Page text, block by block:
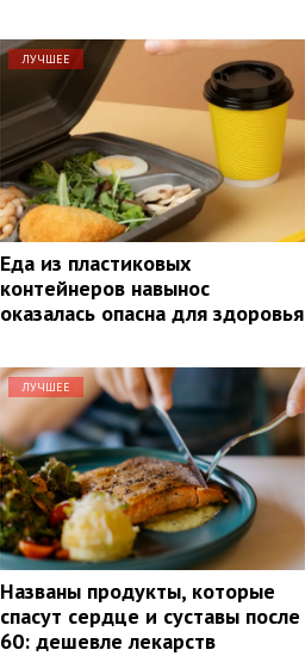
ЛУЧШЕЕ
Еда из пластиковых
контейнеров навынос
оказалась опасна для здоровья
ЛУЧШЕЕ
Названы продукты, которые
спасут сердце и суставы после
60: дешевле лекарств